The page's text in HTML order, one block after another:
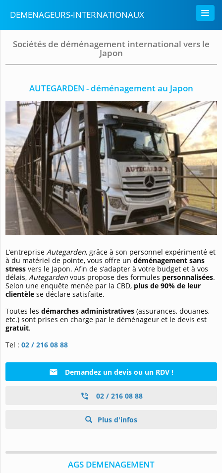
DEMENAGEURS-INTERNATIONAUX
Sociétés de déménagement international vers le
Japon
AUTEGARDEN - déménagement au Japon
L’entreprise Autegarden, grâce à son personnel expérimenté et
à du matériel de pointe, vous offre un déménagement sans
stress vers le Japon. Afin de s’adapter à votre budget et à vos
délais, Autegarden vous propose des formules personnalisées.
Selon une enquête menée par la CBD, plus de 90% de leur
clientèle se déclare satisfaite.
Toutes les démarches administratives (assurances, douanes,
etc.) sont prises en charge par le déménageur et le devis est
gratuit.
Tel : 02 / 216 08 88
Demandez un devis ou un RDV !
02 / 216 08 88
Plus d'infos
AGS DEMENAGEMENT